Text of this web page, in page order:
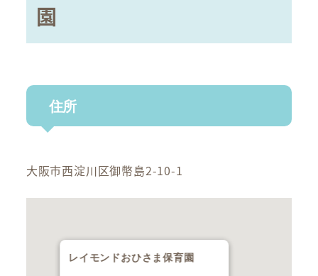
園
住所
大阪市西淀川区御幣島2-10-1
レイモンドおひさま保育園